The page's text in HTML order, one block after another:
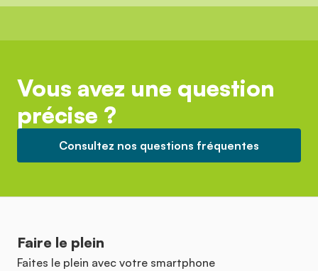
Vous avez une question
précise ?
Consultez nos questions fréquentes
Faire le plein
Faites le plein avec votre smartphone